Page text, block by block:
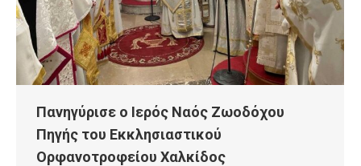
Πανηγύρισε ο Ιερός Ναός Ζωοδόχου
Πηγής του Εκκλησιαστικού
Ορφανοτροφείου Χαλκίδος